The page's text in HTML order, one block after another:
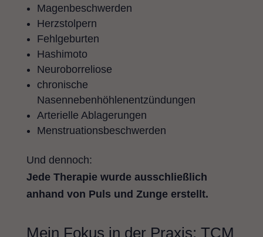
Magenbeschwerden
Herzstolpern
Fehlgeburten
Hashimoto
Neuroborreliose
chronische
Nasennebenhöhlenentzündungen
Arterielle Ablagerungen
Menstruationsbeschwerden
Und dennoch:
Jede Therapie wurde ausschließlich
anhand von Puls und Zunge erstellt.
Mein Fokus in der Praxis: TCM